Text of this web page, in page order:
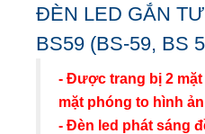
ĐÈN LED GẮN
BS59 (BS-59, BS
- Được trang bị 2
mặt phóng to hình
- Đèn led phát sáng